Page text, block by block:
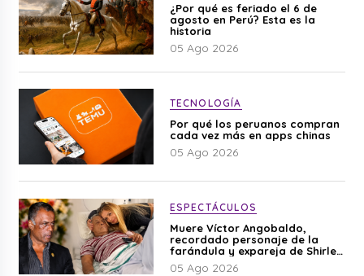
¿Por qué es feriado el 6 de
agosto en Perú? Esta es la
historia
05 Ago 2026
TECNOLOGÍA
Por qué los peruanos compran
cada vez más en apps chinas
05 Ago 2026
ESPECTÁCULOS
Muere Víctor Angobaldo,
recordado personaje de la
farándula y expareja de Shirley
Cherres
05 Ago 2026